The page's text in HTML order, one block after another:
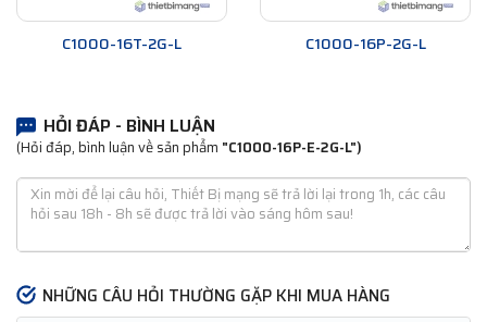
C1000-16T-2G-L C1000-16P-2G-L
HỎI ĐÁP - BÌNH LUẬN
(Hỏi đáp, bình luận về sản phẩm "C1000-16P-E-2G-L")
NHỮNG CÂU HỎI THƯỜNG GẶP KHI MUA HÀNG